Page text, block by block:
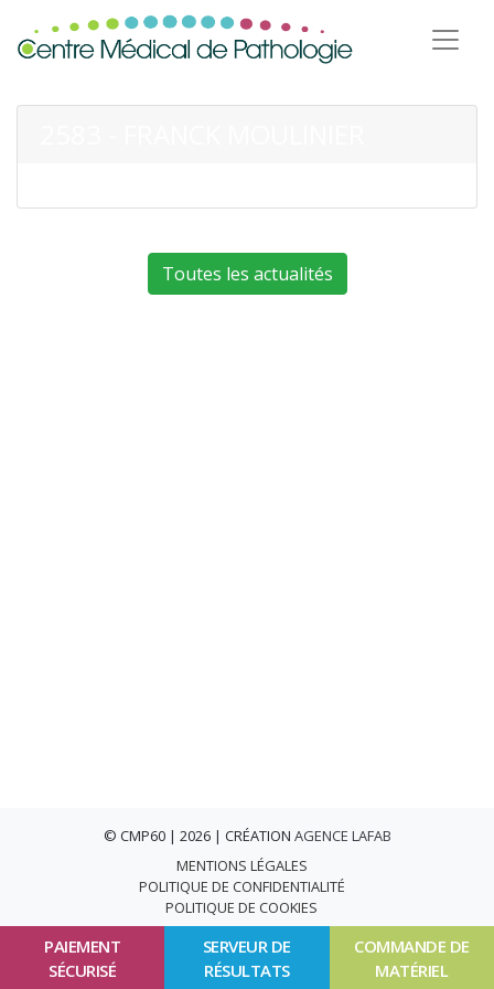
PAIEMENT
SÉCURISÉ
SERVEUR DE
RÉSULTATS
COMMANDE DE
MATÉRIEL
Toutes les actualités
© CMP60 | 2026 | CRÉATION AGENCE LAFAB
MENTIONS LÉGALES
POLITIQUE DE CONFIDENTIALITÉ
POLITIQUE DE COOKIES